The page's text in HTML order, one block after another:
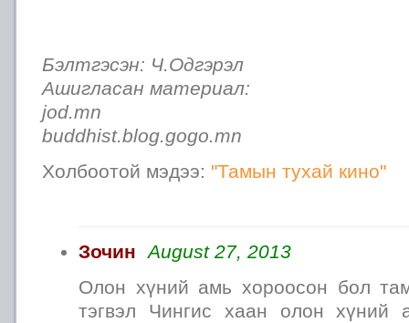
Бэлтгэсэн: Ч.Одгэрэл
Ашигласан материал:
jod.mn
buddhist.blog.gogo.mn
Холбоотой мэдээ: "Тамын тухай кино"
Зочин
August 27, 2013
Олон хүний амь хороосон бол
тэгвэл Чингис хаан олон хүний